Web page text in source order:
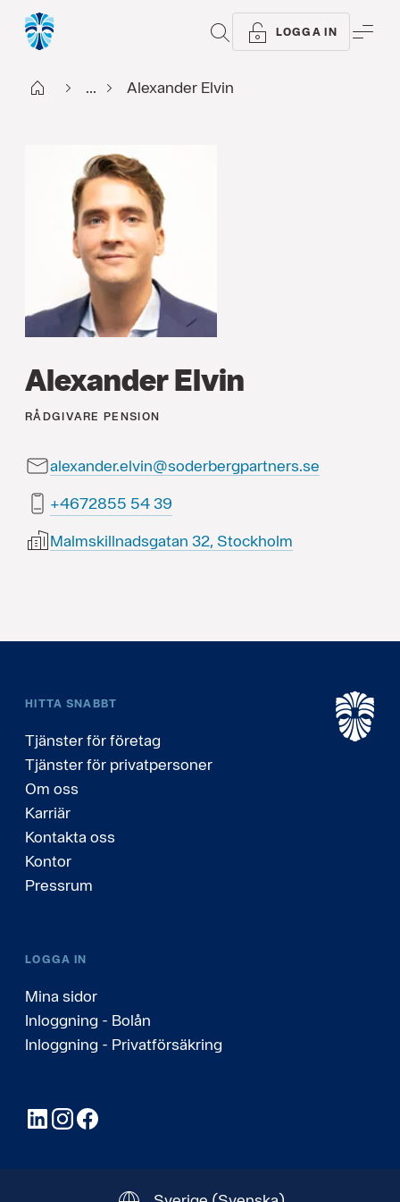
SÖK LOGGA IN
Start ... Alexander Elvin
Alexander Elvin
RÅDGIVARE PENSION
alexander.elvin@soderbergpartners.se
93 45 5582764+
Malmskillnadsgatan 32, Stockholm
HITTA SNABBT
Tjänster för företag
Tjänster för privatpersoner
Om oss
Karriär
Kontakta oss
Kontor
Pressrum
LOGGA IN
Mina sidor
Inloggning - Bolån
Inloggning - Privatförsäkring
LinkedInInstagram